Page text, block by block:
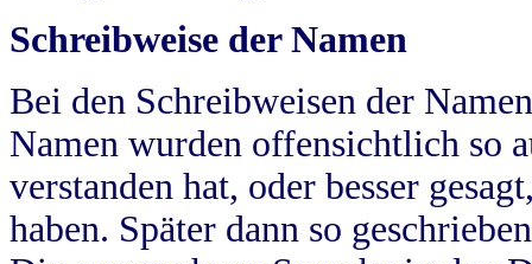
Schreibweise der Namen
Bei den Schreibweisen der
Namen wurden offensichtlich so
verstanden hat, oder besser
haben. Später dann so